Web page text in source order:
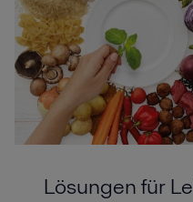
Lösungen für